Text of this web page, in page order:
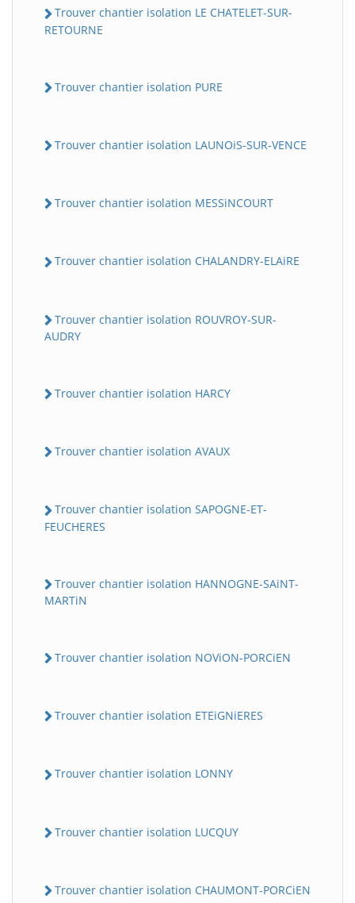
Trouver chantier isolation LE CHATELET-SUR-
RETOURNE
Trouver chantier isolation PURE
Trouver chantier isolation LAUNOiS-SUR-VENCE
Trouver chantier isolation MESSiNCOURT
Trouver chantier isolation CHALANDRY-ELAiRE
Trouver chantier isolation ROUVROY-SUR-
AUDRY
Trouver chantier isolation HARCY
Trouver chantier isolation AVAUX
Trouver chantier isolation SAPOGNE-ET-
FEUCHERES
Trouver chantier isolation HANNOGNE-SAiNT-
MARTiN
Trouver chantier isolation NOViON-PORCiEN
Trouver chantier isolation ETEiGNiERES
Trouver chantier isolation LONNY
Trouver chantier isolation LUCQUY
Trouver chantier isolation CHAUMONT-PORCiEN
BatiWebPro